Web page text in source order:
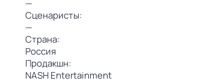
—
Сценаристы:
—
Страна:
Россия
Продакшн:
NASH Entertainment